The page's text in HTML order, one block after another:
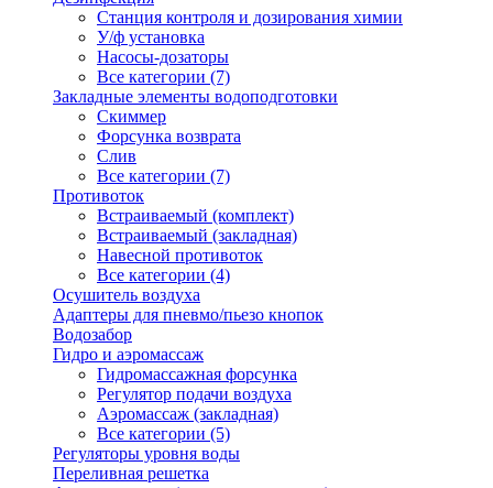
Станция контроля и дозирования химии
У/ф установка
Насосы-дозаторы
Все категории (7)
Закладные элементы водоподготовки
Скиммер
Форсунка возврата
Слив
Все категории (7)
Противоток
Встраиваемый (комплект)
Встраиваемый (закладная)
Навесной противоток
Все категории (4)
Осушитель воздуха
Адаптеры для пневмо/пьезо кнопок
Водозабор
Гидро и аэромассаж
Гидромассажная форсунка
Регулятор подачи воздуха
Аэромассаж (закладная)
Все категории (5)
Регуляторы уровня воды
Переливная решетка